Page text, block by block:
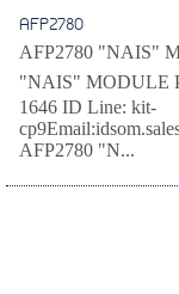
AFP2780
AFP2780 "NAIS"
"NAIS" MODULE
1646 ID Line: kit-
AFP2780 "N...